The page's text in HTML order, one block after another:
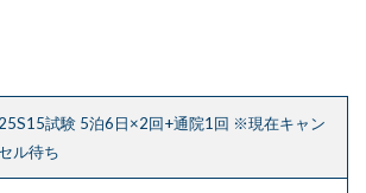
25S15試験 5泊6日×2回+通院1回 ※現在キャン
セル待ち